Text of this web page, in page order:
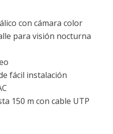
con cámara color
para visión nocturna
fácil instalación
150 m con cable UTP